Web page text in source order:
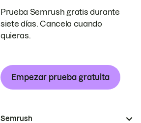
Prueba Semrush gratis durante
siete días. Cancela cuando
quieras.
Empezar prueba gratuita
Semrush